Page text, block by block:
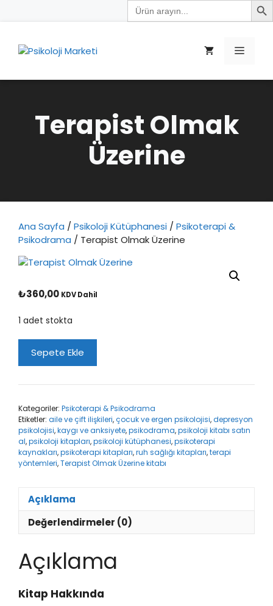
Search
for:
Menü
Terapist Olmak
Üzerine
Ana Sayfa / Psikoloji Kütüphanesi / Psikoterapi &
Psikodrama / Terapist Olmak Üzerine
₺360,00 KDV Dahil
1 adet stokta
Olmak
adet
Sepete Ekle
Kategoriler: Psikoterapi & Psikodrama
Etiketler: aile ve çift ilişkileri,çocuk ve ergen psikolojisi,depresyon
psikolojisi,kaygı ve anksiyete,psikodrama,psikoloji kitabı satın
al,psikoloji kitapları,psikoloji kütüphanesi,psikoterapi
kaynakları,psikoterapi kitapları,ruh sağlığı kitapları,terapi
yöntemleri,Terapist Olmak Üzerine kitabı
Açıklama
Değerlendirmeler (0)
Açıklama
Kitap Hakkında